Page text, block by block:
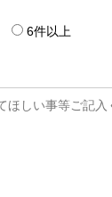
6件以上